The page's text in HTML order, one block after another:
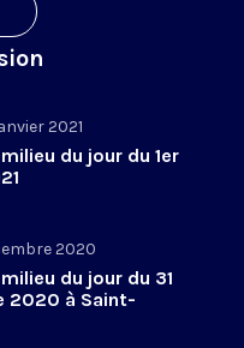
2021
du jour du 1er
2020
du jour du 31
2020 à Saint-